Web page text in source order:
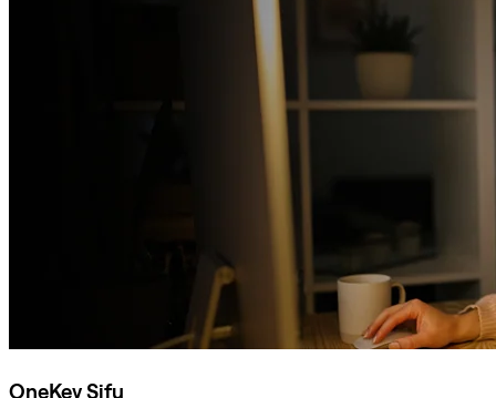
OneKey Sifu